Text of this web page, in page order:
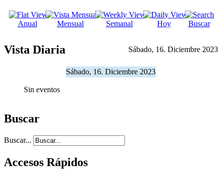
Anual Mensual Semanal Hoy Buscar
Vista Diaria Sábado, 16. Diciembre 2023
Sábado, 16. Diciembre 2023
Sin eventos
Buscar
Buscar...
Accesos Rápidos